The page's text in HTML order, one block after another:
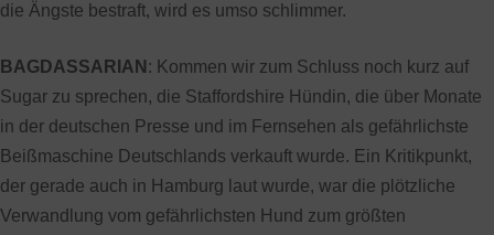
die Ängste bestraft, wird es umso schlimmer.
BAGDASSARIAN : Kommen wir zum Schluss noch kurz auf
Sugar zu sprechen, die Staffordshire Hündin, die über Monate
in der deutschen Presse und im Fernsehen als gefährlichste
Beißmaschine Deutschlands verkauft wurde. Ein Kritikpunkt,
der gerade auch in Hamburg laut wurde, war die plötzliche
Verwandlung vom gefährlichsten Hund zum größten